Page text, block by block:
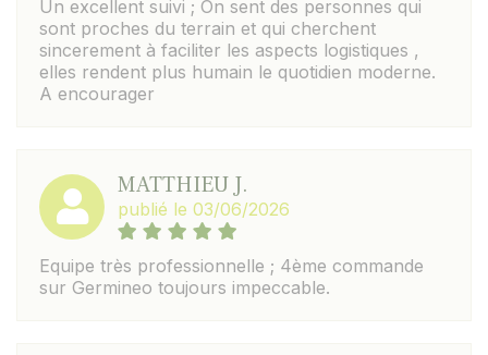
Un excellent suivi ; On sent des personnes qui
sont proches du terrain et qui cherchent
sincerement à faciliter les aspects logistiques ,
elles rendent plus humain le quotidien moderne.
A encourager
MATTHIEU J.
publié le 03/06/2026
Equipe très professionnelle ; 4ème commande
sur Germineo toujours impeccable.